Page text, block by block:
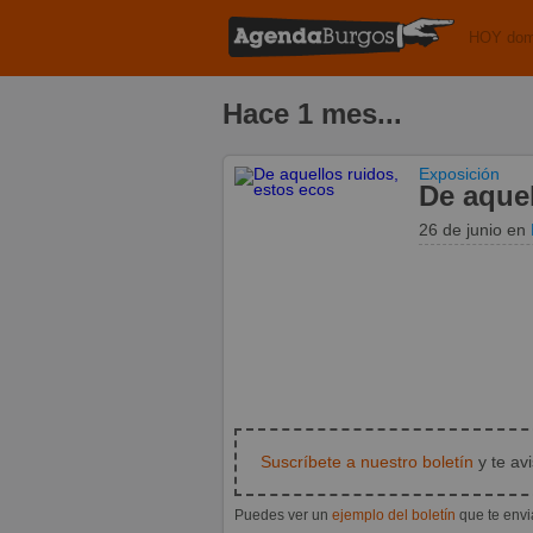
HOY
Hace 1 mes...
Exposición
De
26 de junio en
Suscríbete a nuestro boletín y te
Puedes ver un ejemplo del boletín que te